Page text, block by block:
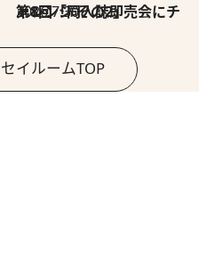
2026.7.30
第8回「同人誌即売会にチャレンジ その2」
イルームTOP